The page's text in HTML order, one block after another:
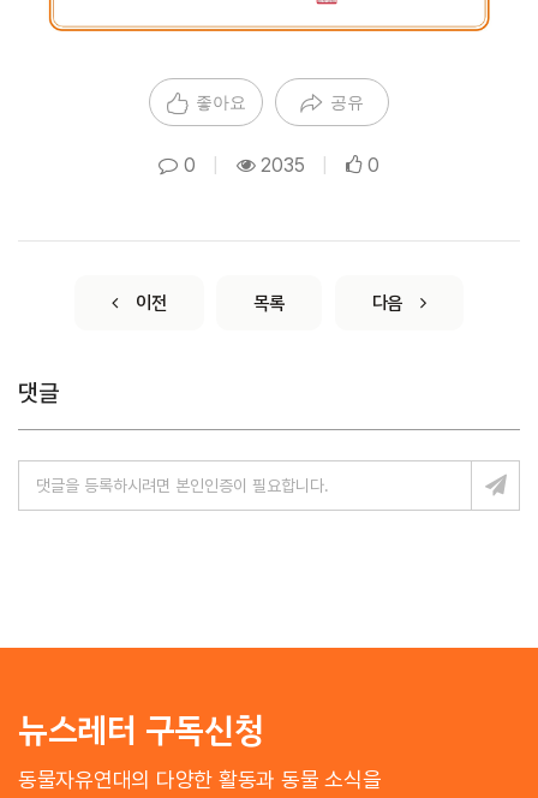
좋아요 공유
0 2035 0
이전 목록 다음
댓글
뉴스레터 구독신청
동물자유연대의 다양한 활동과 동물 소식을